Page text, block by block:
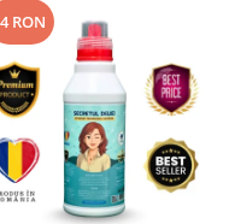
RON